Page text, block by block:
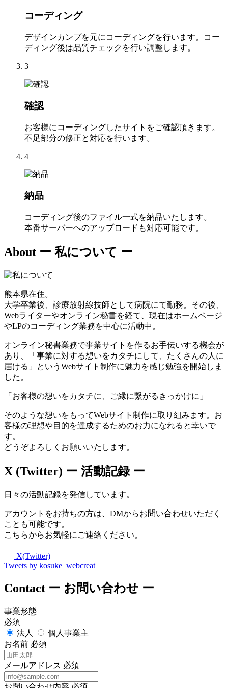
コーディング
デザインカンプを元にコーディングを行います。コー
ディング後は品質チェックを行い調整します。
3
確認
お客様にコーディングしたサイトをご確認頂きます。
不足部分の修正と対応を行います。
4
納品
コーディング後のファイル一式を納品いたします。
本番サーバーへのアップロードも対応可能です。
About ー 私について ー
熊本県在住。
大学卒業後、診療放射線技師として病院にて勤務。その後、
Webライターやオンライン秘書を経て、現在はホームページ
やLPのコーディング業務を中心に活動中。
オンライン秘書業務で事業サイトを作るお手伝いする機会が
あり、「事業に対する想いをカタチにして、たくさんの人に
届ける」というWebサイト制作に魅力を感じ勉強を開始しま
した。
「お客様の想いをカタチに、ご縁に繋がるきっかけに」
そのような想いをもってWebサイト制作に取り組みます。お
客様の理想や目的を達成するためのお力になれると幸いで
す。
どうぞよろしくお願いいたします。
X (Twitter) ー 活動記録 ー
日々の活動記録を発信しています。
アカウントをお持ちの方は、DMからお問い合わせいただく
ことも可能です。
こちらからお気軽にご連絡ください。
X(Twitter)
Tweets by kosuke_webcreat
Contact ー お問い合わせ ー
事業形態
必須
法人
個人事業主
お名前 必須
メールアドレス 必須